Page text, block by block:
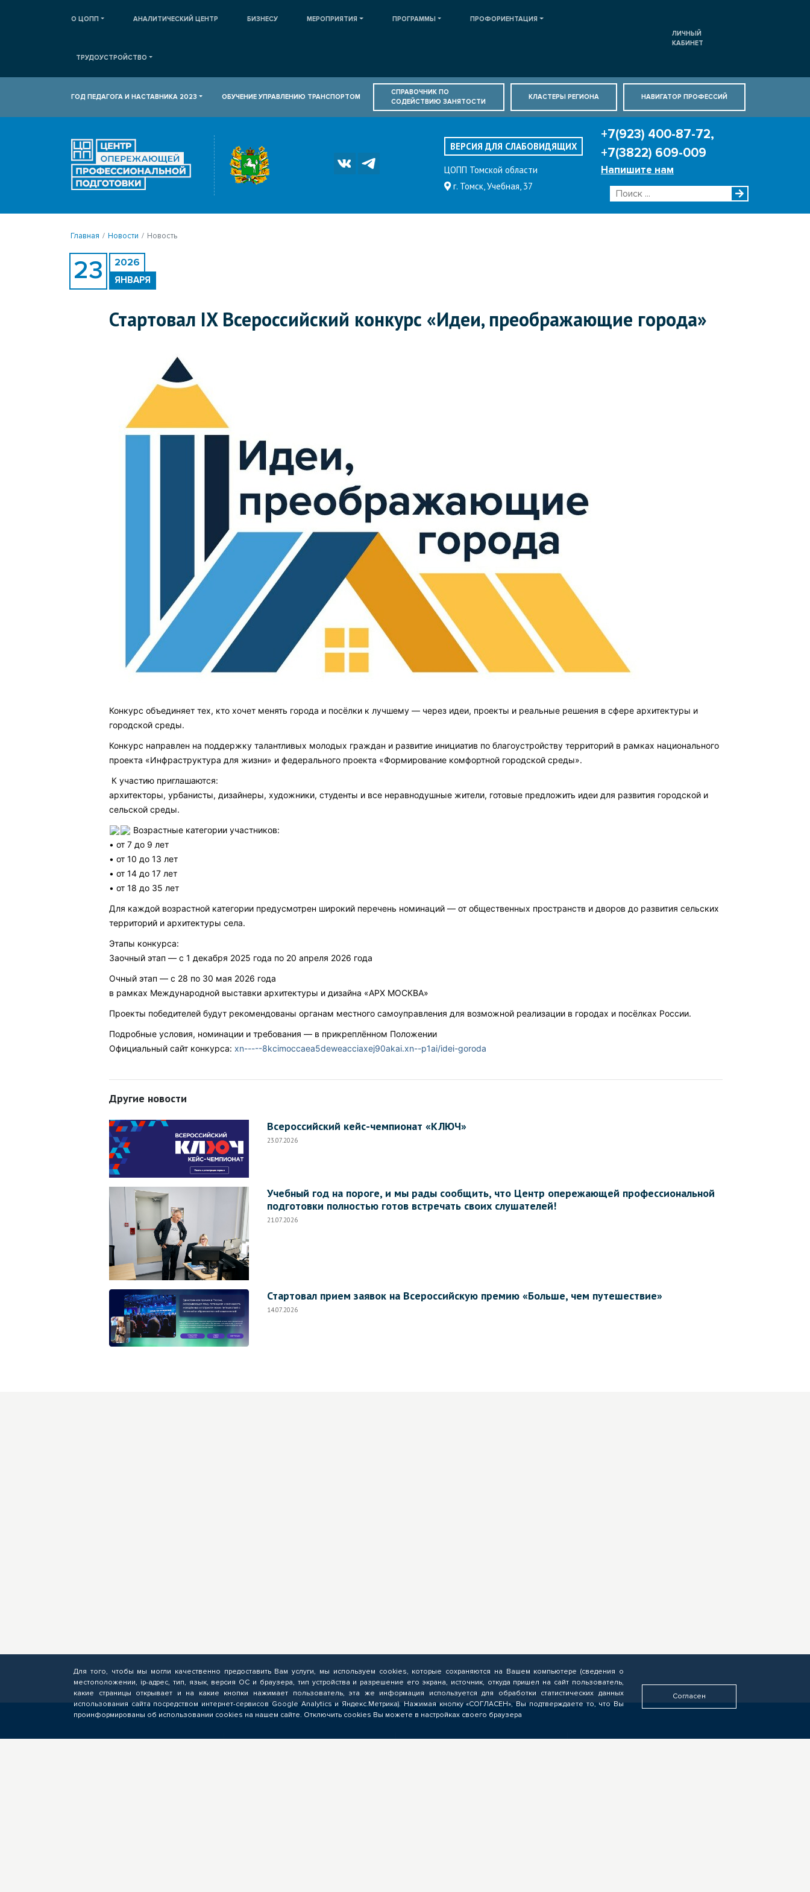
О ЦОПП АНАЛИТИЧЕСКИЙ ЦЕНТР БИЗНЕСУ МЕРОПРИЯТИЯ ПРОГРАММЫ ПРОФОРИЕНТАЦИЯ
ТРУДОУСТРОЙСТВО
ЛИЧНЫЙ
КАБИНЕТ
ГОД ПЕДАГОГА И НАСТАВНИКА 2023 ОБУЧЕНИЕ УПРАВЛЕНИЮ ТРАНСПОРТОМ
СПРАВОЧНИК ПО
СОДЕЙСТВИЮ ЗАНЯТОСТИ
КЛАСТЕРЫ РЕГИОНА НАВИГАТОР ПРОФЕССИЙ
ВЕРСИЯ ДЛЯ СЛАБОВИДЯЩИХ
ЦОПП Томской области
г. Томск, Учебная, 37
+7(923) 400-87-72,
+7(3822) 609-009
Напишите нам
Главная Новости Новость
23 2026
ЯНВАРЯ
Стартовал IX Всероссийский конкурс «Идеи, преображающие города»
Конкурс объединяет тех, кто хочет менять города и посёлки к лучшему — через идеи, проекты и реальные решения в сфере архитектуры и
городской среды.
Конкурс направлен на поддержку талантливых молодых граждан и развитие инициатив по благоустройству территорий в рамках национального
проекта «Инфраструктура для жизни» и федерального проекта «Формирование комфортной городской среды».
К участию приглашаются:
архитекторы, урбанисты, дизайнеры, художники, студенты и все неравнодушные жители, готовые предложить идеи для развития городской и
сельской среды.
Возрастные категории участников:
• от 7 до 9 лет
• от 10 до 13 лет
• от 14 до 17 лет
• от 18 до 35 лет
Для каждой возрастной категории предусмотрен широкий перечень номинаций — от общественных пространств и дворов до развития сельских
территорий и архитектуры села.
Этапы конкурса:
Заочный этап — с 1 декабря 2025 года по 20 апреля 2026 года
Очный этап — с 28 по 30 мая 2026 года
в рамках Международной выставки архитектуры и дизайна «АРХ МОСКВА»
Проекты победителей будут рекомендованы органам местного самоуправления для возможной реализации в городах и посёлках России.
Подробные условия, номинации и требования — в прикреплённом Положении
Официальный сайт конкурса: xn-----8kcimoccaea5deweacciaxej90akai.xn--p1ai/idei-goroda
Другие новости
Всероссийский кейс-чемпионат «КЛЮЧ»
23.07.2026
Учебный год на пороге, и мы рады сообщить, что Центр опережающей профессиональной
подготовки полностью готов встречать своих слушателей!
21.07.2026
Стартовал прием заявок на Всероссийскую премию «Больше, чем путешествие»
14.07.2026
СЛУШАТЕЛЮ БИЗНЕСУ
ОБРАЗОВАТЕЛЬНЫМ
У ВАС ДРУГАЯ РОЛЬ?
Для того, чтобы мы могли качественно предоставить Вам услуги, мы используем cookies, которые сохраняются на Вашем компьютере (сведения о
местоположении, ip-адрес, тип, язык, версия ОС и браузера, тип устройства и разрешение его экрана, источник, откуда пришел на сайт пользователь,
какие страницы открывает и на какие кнопки нажимает пользователь, эта же информация используется для обработки статистических данных
использования сайта посредством интернет-сервисов Google Analytics и Яндекс.Метрика). Нажимая кнопку «СОГЛАСЕН», Вы подтверждаете то, что Вы
проинформированы об использовании cookies на нашем сайте. Отключить cookies Вы можете в настройках своего браузера
Согласен